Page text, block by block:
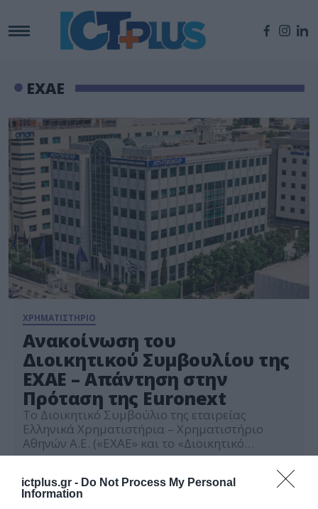
ictplus.gr - Do Not Process My Personal
Information
ΕΧΑΕ
ΧΡΗΜΑΤΙΣΤΗΡΙΟ
Ανακοίνωση του
Διοικητικού Συμβουλίου της
ΕΧΑΕ – Απάντηση στην
Πρόταση της Euronext
Tο Διοικητικό Συμβούλιο της εταιρείας
Ελληνικά Χρηματιστήρια – Χρηματιστήριο
Αθηνών Α.Ε. («ΕΧΑΕ» και το «Διοικητικό
Συμβούλιο») ενημερώνει το επενδυτικό κοινό
Euronext μη δεσμευτική, υπό όρους, πρόταση
ανταλλαγής μετοχών για δημόσια πρόταση